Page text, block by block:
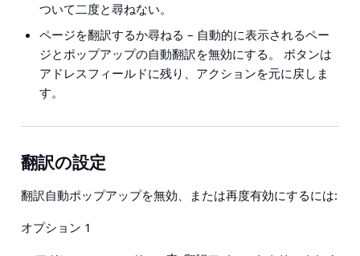
ついて二度と尋ねない。
ページを翻訳するか尋ねる – 自動的に表示されるペー
ジとポップアップの自動翻訳を無効にする。 ボタンは
アドレスフィールドに残り、アクションを元に戻しま
す。
翻訳の設定
翻訳自動ポップアップを無効、または再度有効にするには:
オプション 1